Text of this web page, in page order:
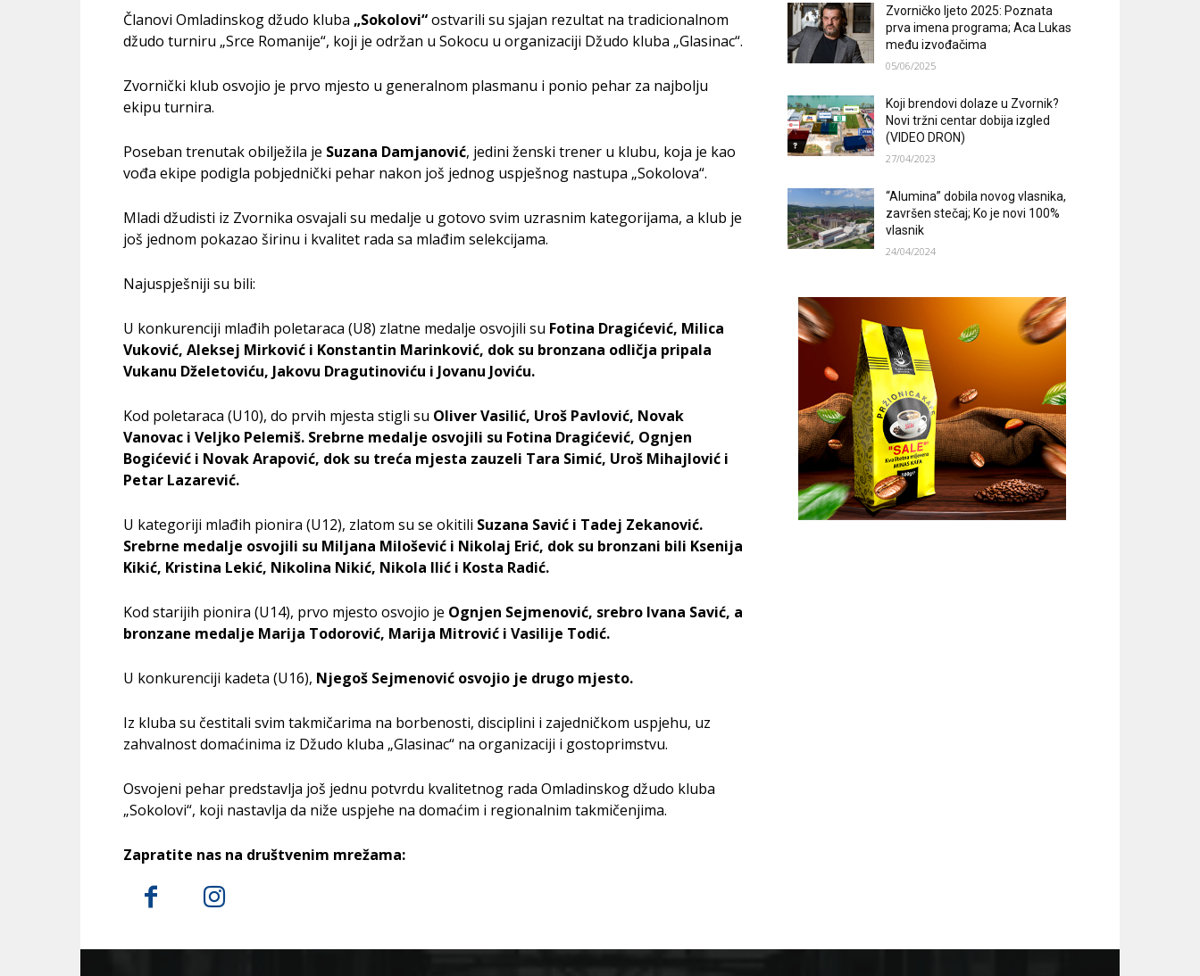
Članovi Omladinskog džudo kluba „Sokolovi“ostvarili su sjajan rezultat na tradicionalnom
džudo turniru „Srce Romanije“, koji je održan u Sokocu u organizaciji Džudo kluba „Glasinac“.
Zvornički klub osvojio je prvo mjesto u generalnom plasmanu i ponio pehar za najbolju
ekipu turnira.
Poseban trenutak obilježila je Suzana Damjanović, jedini ženski trener u klubu, koja je kao
vođa ekipe podigla pobjednički pehar nakon još jednog uspješnog nastupa „Sokolova“.
Mladi džudisti iz Zvornika osvajali su medalje u gotovo svim uzrasnim kategorijama, a klub je
još jednom pokazao širinu i kvalitet rada sa mlađim selekcijama.
Najuspješniji su bili:
U konkurenciji mlađih poletaraca (U8) zlatne medalje osvojili su Fotina Dragićević, Milica
Vuković, Aleksej Mirković i Konstantin Marinković, dok su bronzana odličja pripala
Vukanu Dželetoviću, Jakovu Dragutinoviću i Jovanu Joviću.
Kod poletaraca (U10), do prvih mjesta stigli su Oliver Vasilić, Uroš Pavlović, Novak
Vanovac i Veljko Pelemiš. Srebrne medalje osvojili su Fotina Dragićević, Ognjen
Bogićević i Novak Arapović, dok su treća mjesta zauzeli Tara Simić, Uroš Mihajlović i
Petar Lazarević.
U kategoriji mlađih pionira (U12), zlatom su se okitili Suzana Savić i Tadej Zekanović.
Srebrne medalje osvojili su Miljana Milošević i Nikolaj Erić, dok su bronzani bili Ksenija
Kikić, Kristina Lekić, Nikolina Nikić, Nikola Ilić i Kosta Radić.
Kod starijih pionira (U14), prvo mjesto osvojio je Ognjen Sejmenović, srebro Ivana Savić, a
bronzane medalje Marija Todorović, Marija Mitrović i Vasilije Todić.
U konkurenciji kadeta (U16), Njegoš Sejmenović osvojio je drugo mjesto.
Iz kluba su čestitali svim takmičarima na borbenosti, disciplini i zajedničkom uspjehu, uz
zahvalnost domaćinima iz Džudo kluba „Glasinac“ na organizaciji i gostoprimstvu.
Osvojeni pehar predstavlja još jednu potvrdu kvalitetnog rada Omladinskog džudo kluba
„Sokolovi“, koji nastavlja da niže uspjehe na domaćim i regionalnim takmičenjima.
Zapratite nas na društvenim mrežama:
Zvorničko ljeto 2025: Poznata
prva imena programa; Aca Lukas
među izvođačima
05/06/2025
Koji brendovi dolaze u Zvornik?
Novi tržni centar dobija izgled
(VIDEO DRON)
27/04/2023
“Alumina” dobila novog vlasnika,
završen stečaj; Ko je novi 100%
vlasnik
24/04/2024